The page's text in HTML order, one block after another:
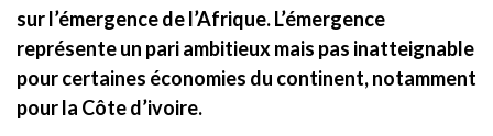
sur l’émergence de l’Afrique. L’émergence
représente un pari ambitieux mais pas inatteignable
pour certaines économies du continent, notamment
pour la Côte d’ivoire.